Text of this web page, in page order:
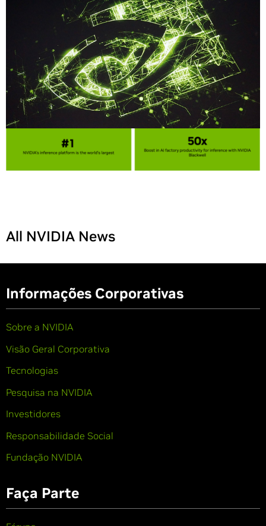
All NVIDIA News
Informações Corporativas
Sobre a NVIDIA
Visão Geral Corporativa
Tecnologias
Pesquisa na NVIDIA
Investidores
Responsabilidade Social
Fundação NVIDIA
Faça Parte